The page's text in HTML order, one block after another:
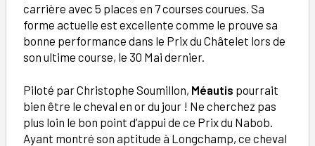
carrière avec 5 places en 7 courses courues. Sa
forme actuelle est excellente comme le prouve sa
bonne performance dans le Prix du Châtelet lors de
son ultime course, le 30 Mai dernier.
Piloté par Christophe Soumillon, Méautis pourrait
bien être le cheval en or du jour ! Ne cherchez pas
plus loin le bon point d’appui de ce Prix du Nabob.
Ayant montré son aptitude à Longchamp, ce cheval